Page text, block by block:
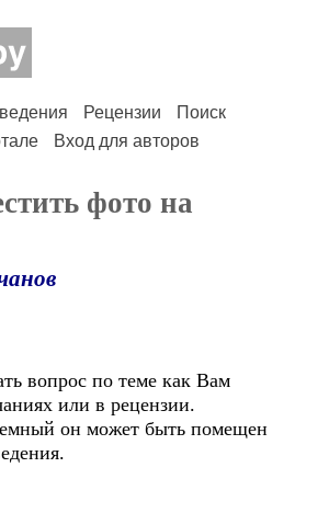
Рецензии
Поиск
Вход для авторов
фото на
вопрос по теме как Вам
или в рецензии.
он может быть помещен